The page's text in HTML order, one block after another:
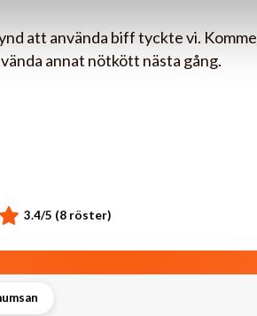
att använda biff tyckte vi.
annat nötkött nästa gång.